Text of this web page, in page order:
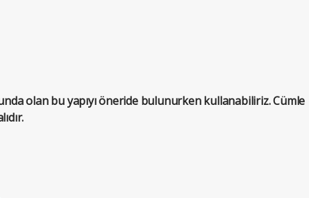
olan bu yapıyı öneride bulunurken kullanabiliriz. Cümle